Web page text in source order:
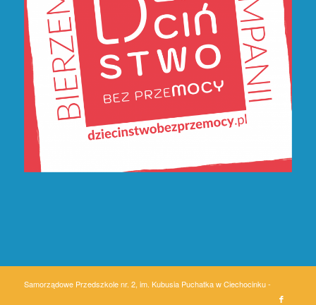
Samorządowe Przedszkole nr. 2, im. Kubusia Puchatka w Ciechocinku -